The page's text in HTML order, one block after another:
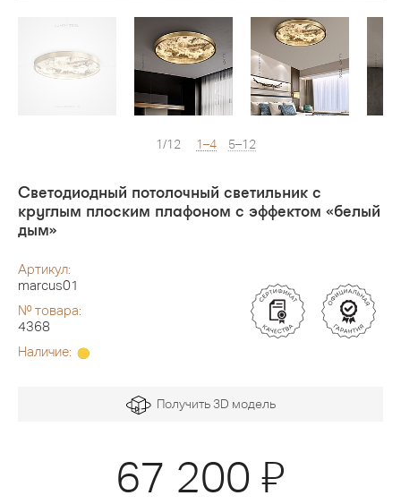
1/12 1–4 5–12
Светодиодный потолочный светильник с
круглым плоским плафоном с эффектом «белый
дым»
Артикул:
marcus01
№ товара:
4368
Наличие:
Получить 3D модель
67 200 Я